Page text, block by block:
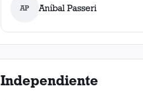
AP Aníbal Passeri
Independiente